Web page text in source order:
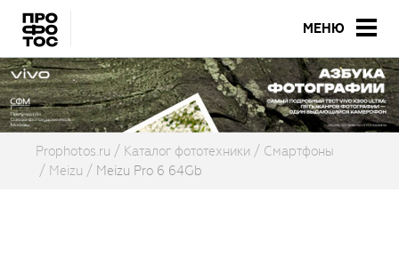
МЕНЮ
Prophotos.ru Каталог фототехники
Смартфоны
Meizu
Meizu Pro 6 64Gb